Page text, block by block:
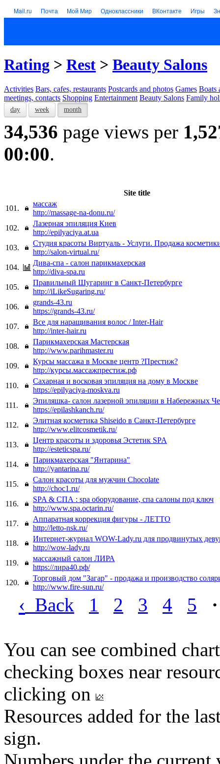
Mail.ru Почта Мой Мир Одноклассники ВКонтакте Игры
Rating > Rest > Beauty Salons
Activities Bars, cafes, restaurants Postcards and photos Games Boats
meetings, contacts Shopping Entertainment Beauty Salons Family
day week month
34,536 page views per
00:00.
Site title
101.
массаж
http://massage-na-donu.ru/
102.
Лазерная эпиляция Киев
http://epilyaciya.at.ua
103.
Студия красоты Виртуаль - Услуги. Продажа
http://salon-virtual.ru/
104.
Дива-спа - салон парикмахерская
http://diva-spa.ru
105.
Правильный Шугаринг в Санкт-Петербурге
http://iLikeSugaring.ru/
106.
grands-43.ru
https://grands-43.ru/
107.
Все для наращивания волос / Inter-Hair
http://inter-hair.ru
108.
Парикмахерская Мастерская
http://www.parihmaster.ru
109.
Курсы массажа в Москве центр ?Престиж?
http://курсы.массажпрестиж.рф
110.
Cахарная и восковая эпиляция на дому в Москве
https://epilyaciya-moskva.ru
111.
Эпиляшка- cалон лазерной эпиляции в Набережных
https://epilashkanch.ru/
112.
Элитная косметика Shiseido в Санкт-Петербурге
http://www.elitcosmetik.ru/
113.
Центр красоты и здоровья Эстетик SPA
http://esteticspa.ru/
114.
Парикмахерская "Янтарина"
http://yantarina.ru/
115.
Салон красоты для мужчин Chocolate
http://choc1.ru/
116.
SPA & СПА : spa оборудование, спа салоны под ключ
http://www.spa.octarin.ru/
117.
Аппаратная коррекция фигуры - ЛЕТТО
http://letto-nsk.ru/
118.
Интернет-журнал WOW-Lady.ru для продвинутых
http://wow-lady.ru
119.
массажный салон ЛИРА
https://лира40.рф/
120.
Торговый дом "Загар" - продажа и производство
http://www.fire-sun.ru/
‹ Back 1 2 3 4 5
You can see combined
checking boxes near
clicking on
Resources added for the
sign.